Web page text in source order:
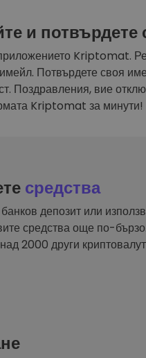
в криптовалути
Kriptomat Портфейл
Сигурен и опростен
криптовалута
Инвестиционен
Намери своята крипто
и потвърдете
Kriptomat.
Потвърдете своя
Поздравления, вие
Kriptomat за минути!
средства
депозит или
средства още по-
над 2000 други